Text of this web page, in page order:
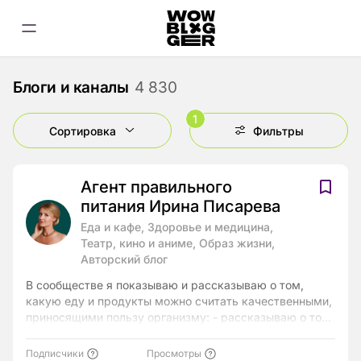
Блоги и каналы 4 830
Сортировка
1
Фильтры
Агент правильного
питания Ирина Писарева
Еда и кафе, Здоровье и медицина,
Театр, кино и аниме, Образ жизни,
Авторский блог
В сообществе я показываю и рассказываю о том,
какую еду и продукты можно считать качественными,
приносящими пользу организму: - рассказываю о том,
полезные и свежие; - показываю как привить
Подписчики Просмотры